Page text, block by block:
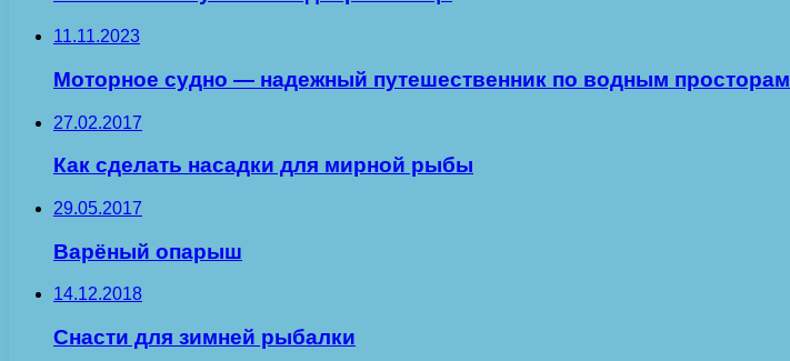
11.11.2023
Моторное судно — надежный путешественник по водным просторам
27.02.2017
Как сделать насадки для мирной рыбы
29.05.2017
Варёный опарыш
14.12.2018
Снасти для зимней рыбалки